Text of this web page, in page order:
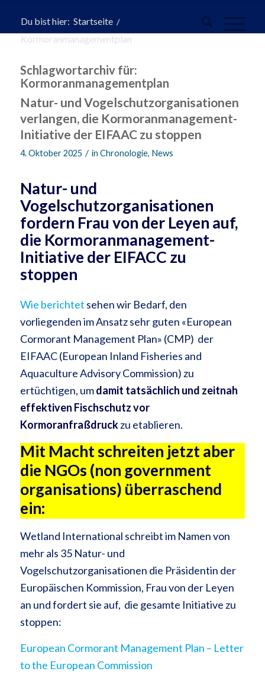
Du bist hier: Startseite /
Kormoranmanagementplan
Schlagwortarchiv für:
Kormoranmanagementplan
Natur- und Vogelschutzorganisationen
verlangen, die Kormoranmanagement-
Initiative der EIFAAC zu stoppen
4. Oktober 2025 / in Chronologie, News
Natur- und
Vogelschutzorganisationen
fordern Frau von der Leyen auf,
die Kormoranmanagement-
Initiative der EIFACC zu
stoppen
Wie berichtet sehen wir Bedarf, den
vorliegenden im Ansatz sehr guten «European
Cormorant Management Plan» (CMP) der
EIFAAC (European Inland Fisheries and
Aquaculture Advisory Commission) zu
ertüchtigen, umdamit tatsächlich und zeitnah
effektiven Fischschutz vor
Kormoranfraßdruckzu etablieren.
Mit Macht schreiten jetzt aber
die NGOs (non government
organisations) überraschend
ein:
Wetland International schreibt im Namen von
mehr als 35 Natur- und
Vogelschutzorganisationen die Präsidentin der
Europäischen Kommission, Frau von der Leyen
an und fordert sie auf, die gesamte Initiative zu
stoppen:
European Cormorant Management Plan – Letter
to the European Commission